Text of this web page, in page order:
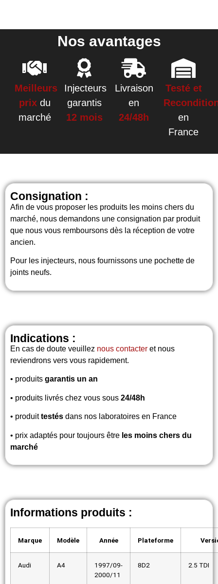
Nos avantages
Meilleurs
prixdu
marché
Injecteurs
garantis
12 mois
Livraison
en
24/48h
Testé et
en
France
Consignation :
Afin de vous proposer les produits les moins chers du
marché, nous demandons une consignation par produit
que nous vous remboursons dès la réception de votre
ancien.
Pour les injecteurs, nous fournissons une pochette de
joints neufs.
Indications :
En cas de doute veuillez nous contacter et nous
reviendrons vers vous rapidement.
• produits garantis un an
• produits livrés chez vous sous 24/48h
• produittestés dans nos laboratoires en France
• prix adaptés pour toujours être les moins chers du
marché
Informations produits :
Marque Modèle Année Plateforme
Audi A4
1997/09-
2000/11
8D2 2.5 TDI